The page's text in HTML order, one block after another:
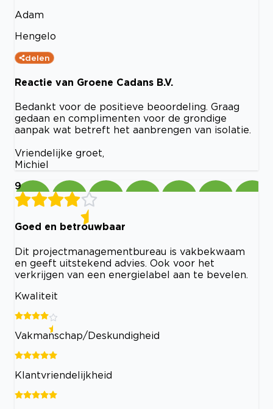
Adam
Hengelo
delen
Reactie van Groene Cadans B.V.
Bedankt voor de positieve beoordeling. Graag
gedaan en complimenten voor de grondige
aanpak wat betreft het aanbrengen van isolatie.
Vriendelijke groet,
Michiel
9
Goed en betrouwbaar
Dit projectmanagementbureau is vakbekwaam
en geeft uitstekend advies. Ook voor het
verkrijgen van een energielabel aan te bevelen.
Kwaliteit
Vakmanschap/Deskundigheid
Klantvriendelijkheid